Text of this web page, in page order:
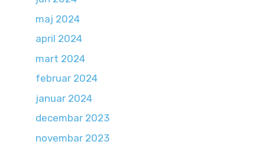
maj 2024
april 2024
mart 2024
februar 2024
januar 2024
decembar 2023
novembar 2023